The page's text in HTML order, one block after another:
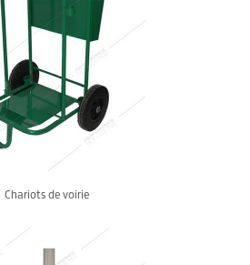
Chariots de voirie